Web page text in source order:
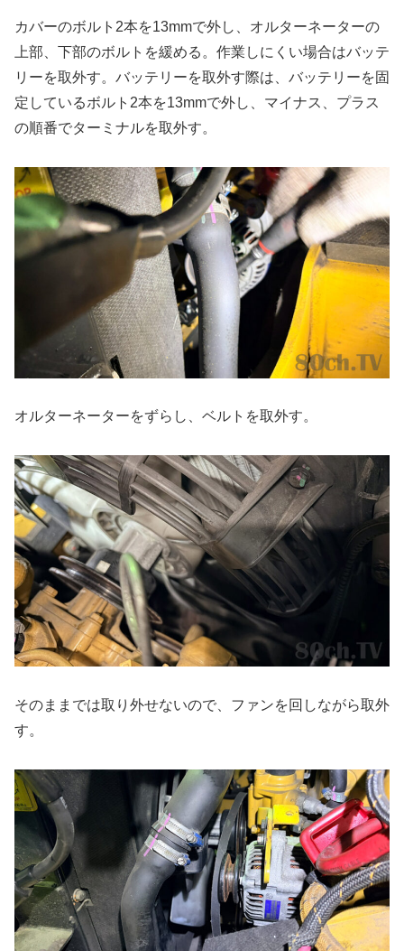
カバーのボルト2本を13mmで外し、オルターネーターの
上部、下部のボルトを緩める。作業しにくい場合はバッテ
リーを取外す。バッテリーを取外す際は、バッテリーを固
定しているボルト2本を13mmで外し、マイナス、プラス
の順番でターミナルを取外す。
オルターネーターをずらし、ベルトを取外す。
そのままでは取り外せないので、ファンを回しながら取外
す。